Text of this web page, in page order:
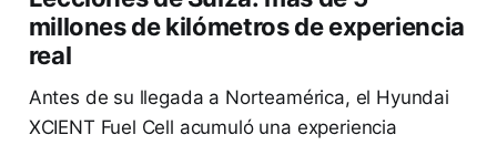
millones de kilómetros de experiencia
real
Antes de su llegada a Norteamérica, el Hyundai
XCIENT Fuel Cell acumuló una experiencia